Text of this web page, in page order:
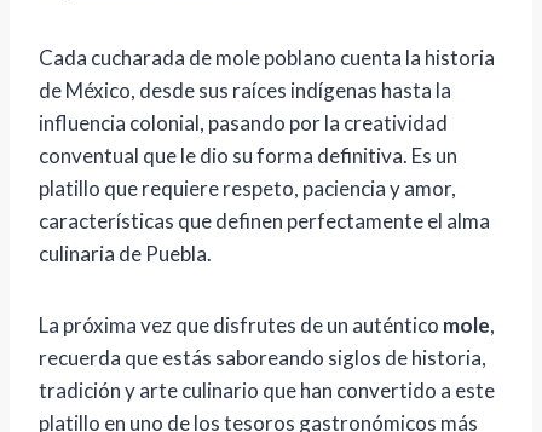
Cada cucharada de mole poblano cuenta la historia
de México, desde sus raíces indígenas hasta la
influencia colonial, pasando por la creatividad
conventual que le dio su forma definitiva. Es un
platillo que requiere respeto, paciencia y amor,
características que definen perfectamente el alma
culinaria de Puebla.
La próxima vez que disfrutes de un auténtico mole,
recuerda que estás saboreando siglos de historia,
tradición y arte culinario que han convertido a este
platillo en uno de los tesoros gastronómicos más